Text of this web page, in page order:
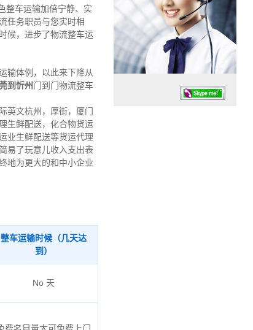
整车运输加倍宁静、实
任务职员与您实时相
候，进步了物流整车运
输体例，以此来下降从
到忻州门到门物流整车
英文杭州，厚街，厦门
生鲜配送，化合物货运
业生鲜配送等货运代理
易了玩意儿收入支出表
地为更大的和中小企业
整车运输时候（几天达
到）
No 天